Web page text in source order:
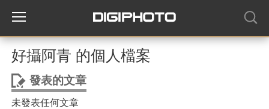
好攝阿青 的個人檔案
發表的文章
未發表任何文章